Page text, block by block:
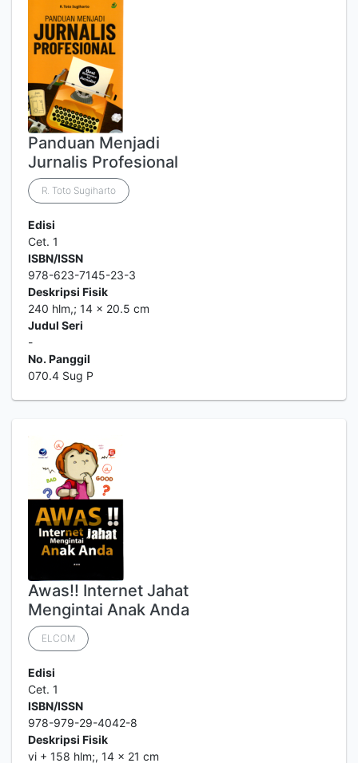
Panduan Menjadi
Jurnalis Profesional
R. Toto Sugiharto
Edisi
Cet. 1
ISBN/ISSN
978-623-7145-23-3
Deskripsi Fisik
240 hlm,; 14 x 20.5 cm
Judul Seri
-
No. Panggil
070.4 Sug P
Awas!! Internet Jahat
Mengintai Anak Anda
ELCOM
Edisi
Cet. 1
ISBN/ISSN
978-979-29-4042-8
Deskripsi Fisik
vi + 158 hlm;, 14 x 21 cm